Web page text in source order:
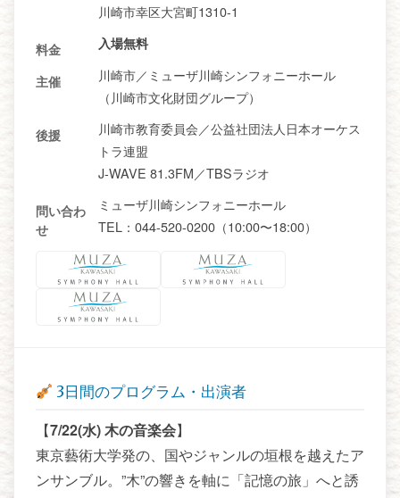
川崎市幸区大宮町1310-1
料金 入場無料
主催
川崎市／ミューザ川崎シンフォニーホール
（川崎市文化財団グループ）
後援
川崎市教育委員会／公益社団法人日本オーケス
トラ連盟
J-WAVE 81.3FM／TBSラジオ
問い合わ
せ
ミューザ川崎シンフォニーホール
TEL：044-520-0200（10:00〜18:00）
3日間のプログラム・出演者
【7/22(水) 木の音楽会】
東京藝術大学発の、国やジャンルの垣根を越えたア
ンサンブル。”木”の響きを軸に「記憶の旅」へと誘